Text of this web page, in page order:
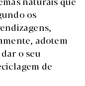
os
adotem
o seu
de